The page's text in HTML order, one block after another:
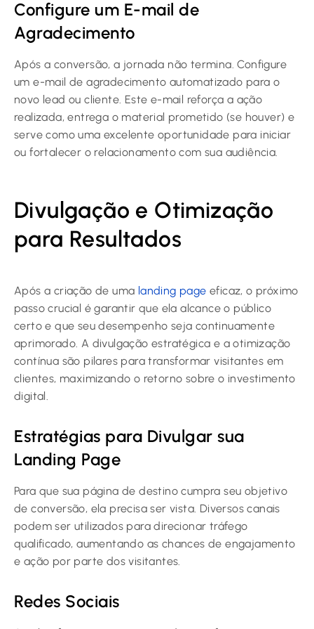
Configure um E-mail de
Agradecimento
Após a conversão, a jornada não termina. Configure
um e-mail de agradecimento automatizado para o
novo lead ou cliente. Este e-mail reforça a ação
realizada, entrega o material prometido (se houver) e
serve como uma excelente oportunidade para iniciar
ou fortalecer o relacionamento com sua audiência.
Divulgação e Otimização
para Resultados
Após a criação de uma landing page eficaz, o próximo
passo crucial é garantir que ela alcance o público
certo e que seu desempenho seja continuamente
aprimorado. A divulgação estratégica e a otimização
contínua são pilares para transformar visitantes em
clientes, maximizando o retorno sobre o investimento
digital.
Estratégias para Divulgar sua
Landing Page
Para que sua página de destino cumpra seu objetivo
de conversão, ela precisa ser vista. Diversos canais
podem ser utilizados para direcionar tráfego
qualificado, aumentando as chances de engajamento
e ação por parte dos visitantes.
Redes Sociais